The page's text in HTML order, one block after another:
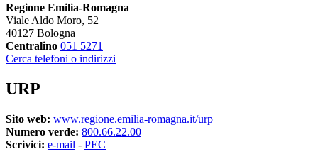
Regione Emilia-Romagna
Viale Aldo Moro, 52
40127 Bologna
Centralino 051 5271
Cerca telefoni o indirizzi
URP
Sito web: www.regione.emilia-romagna.it/urp
Numero verde: 800.66.22.00
Scrivici: e-mail - PEC